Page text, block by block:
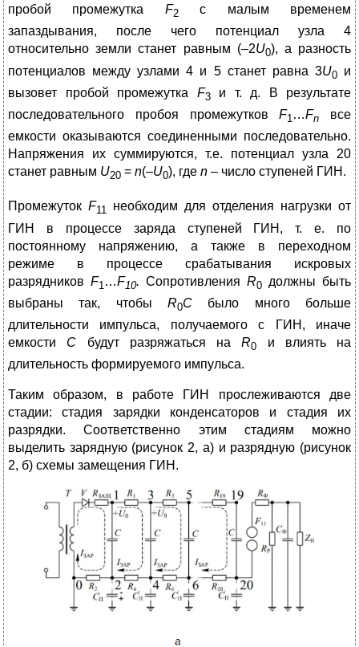
пробой промежутка F2с малым временем
запаздывания, после чего потенциал узла 4
относительно земли станет равным (–2U0), а разность
потенциалов между узлами 4 и 5 станет равна 3U0и
вызовет пробой промежутка F3и т. д. В результате
последовательного пробоя промежутковF1…Fn все
емкости оказываются соединенными последовательно.
Напряжения их суммируются, т.е. потенциал узла 20
станет равным U20 = n(–U0), где n – число ступеней ГИН.
Промежуток F11 необходим для отделения нагрузки от
ГИН в процессе заряда ступеней ГИН, т. е. по
постоянному напряжению, а также в переходном
режиме в процессе срабатывания искровых
разрядников F1 …F10. Сопротивления R0 должны быть
выбраны так, чтобы R0С было много больше
длительности импульса, получаемого с ГИН, иначе
емкости С будут разряжаться наR0 и влиять на
длительность формируемого импульса.
Таким образом, в работе ГИН прослеживаются две
стадии: стадия зарядки конденсаторов и стадия их
разрядки. Соответственно этим стадиям можно
выделить зарядную (рисунок 2, а) и разрядную (рисунок
2, б) схемы замещения ГИН.